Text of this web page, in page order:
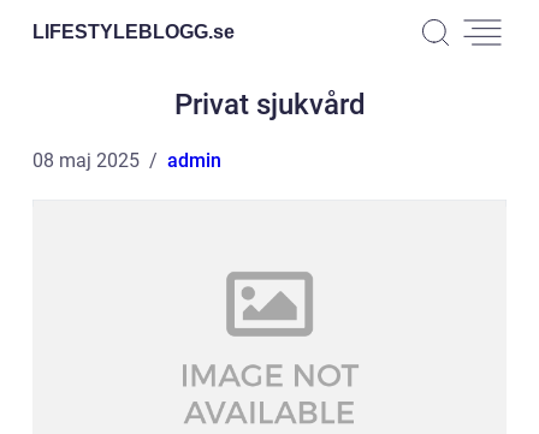
LIFESTYLEBLOGG.se
Privat sjukvård
08 maj 2025 admin